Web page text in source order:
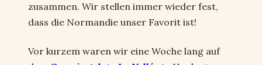
zusammen. Wir stellen immer wieder fest,
dass die Normandie unser Favorit ist!
Vor kurzem waren wir eine Woche lang auf